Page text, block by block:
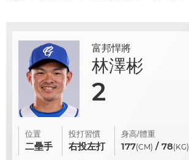
富邦悍將
林澤彬
2
位置
二壘手
投打習慣
右投左打
身高/體重
177(CM) / 78(KG)